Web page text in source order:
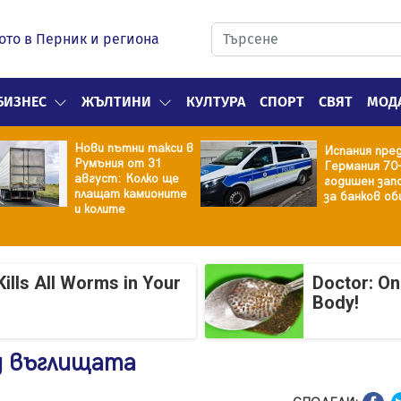
в Перник и региона
ЖЪЛТИНИ КУЛТУРА СПОРТ СВЯТ
Нови пътни такси в
Румъния от 31
август: Колко ще
плащат камионите
и колите
Испания
Германия
годишен
за банков
All Worms in Your
Doctor:
Body!
въглищата